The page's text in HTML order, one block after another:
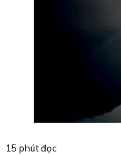
15 phút đọc